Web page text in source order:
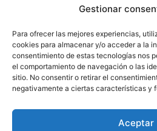
Gestionar
Para ofrecer las mejores experiencias,
cookies para almacenar y/o acceder a la
consentimiento de estas tecnologías nos
el comportamiento de navegación o las
sitio. No consentir o retirar el
negativamente a ciertas características y
Aceptar
retire y sirva.
Fuente:°l||l° brujitacocinera °l||l°
THERMOMIX